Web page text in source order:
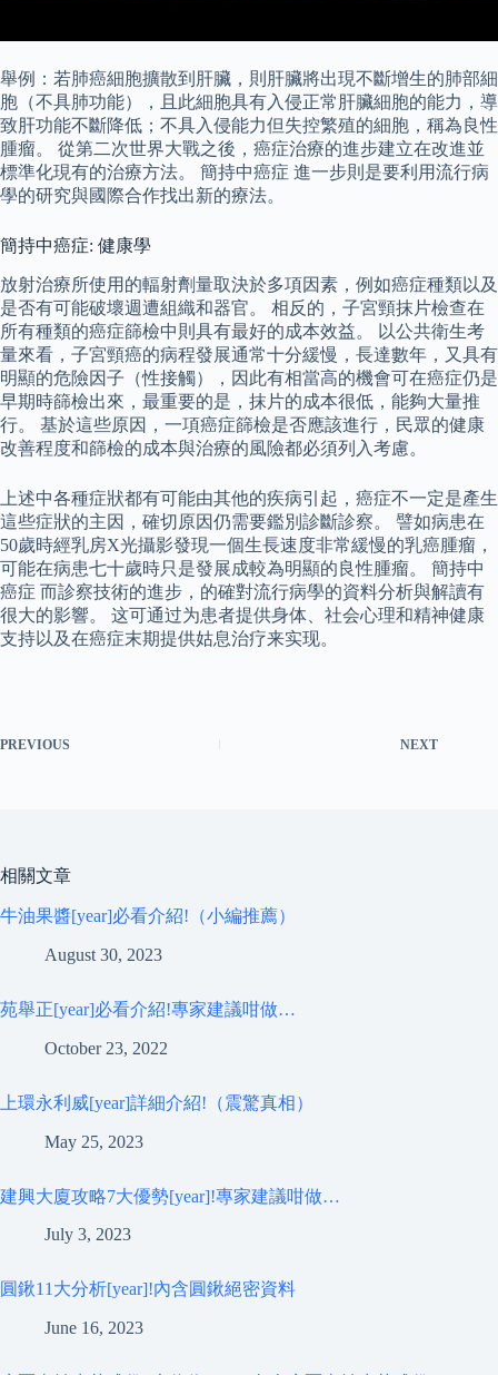
舉例：若肺癌細胞擴散到肝臟，則肝臟將出現不斷增生的肺部細
胞（不具肺功能），且此細胞具有入侵正常肝臟細胞的能力，導
致肝功能不斷降低；不具入侵能力但失控繁殖的細胞，稱為良性
腫瘤。 從第二次世界大戰之後，癌症治療的進步建立在改進並
標準化現有的治療方法。 簡持中癌症 進一步則是要利用流行病
學的研究與國際合作找出新的療法。
簡持中癌症: 健康學
放射治療所使用的輻射劑量取決於多項因素，例如癌症種類以及
是否有可能破壞週遭組織和器官。 相反的，子宮頸抹片檢查在
所有種類的癌症篩檢中則具有最好的成本效益。 以公共衛生考
量來看，子宮頸癌的病程發展通常十分緩慢，長達數年，又具有
明顯的危險因子（性接觸），因此有相當高的機會可在癌症仍是
早期時篩檢出來，最重要的是，抹片的成本很低，能夠大量推
行。 基於這些原因，一項癌症篩檢是否應該進行，民眾的健康
改善程度和篩檢的成本與治療的風險都必須列入考慮。
上述中各種症狀都有可能由其他的疾病引起，癌症不一定是產生
這些症狀的主因，確切原因仍需要鑑別診斷診察。 譬如病患在
50歲時經乳房X光攝影發現一個生長速度非常緩慢的乳癌腫瘤，
可能在病患七十歲時只是發展成較為明顯的良性腫瘤。 簡持中
癌症 而診察技術的進步，的確對流行病學的資料分析與解讀有
很大的影響。 这可通过为患者提供身体、社会心理和精神健康
支持以及在癌症末期提供姑息治疗来实现。
PREVIOUS NEXT
相關文章
牛油果醬[year]必看介紹!（小編推薦）
August 30, 2023
苑舉正[year]必看介紹!專家建議咁做…
October 23, 2022
上環永利威[year]詳細介紹!（震驚真相）
May 25, 2023
建興大廈攻略7大優勢[year]!專家建議咁做…
July 3, 2023
圓鍬11大分析[year]!內含圓鍬絕密資料
June 16, 2023